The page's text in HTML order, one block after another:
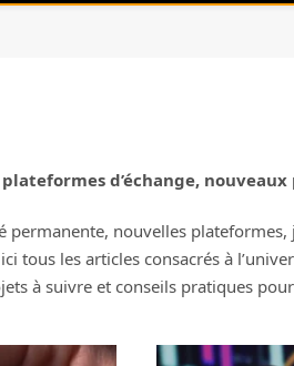
d’échange,
permanente, nouvelles
tous les articles consacrés à
à suivre et conseils pratiques